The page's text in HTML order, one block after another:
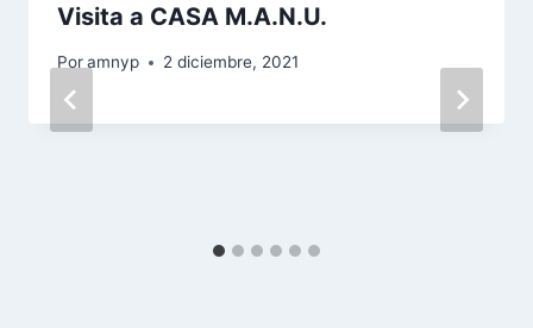
Visita a CASA M.A.N.U.
Poramnyp 2 diciembre, 2021